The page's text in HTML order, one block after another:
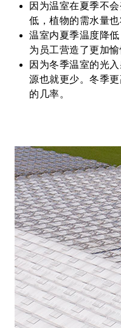
因为温室在夏季不
低，植物的需水量也
温室内夏季温度降
为员工营造了更加愉
因为冬季温室的光
源也就更少。冬季
的几率。